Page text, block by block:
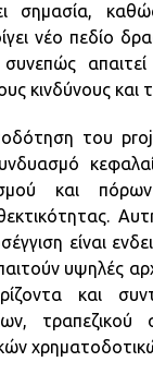
σημασία,
νέο πεδίο
συνεπώς
κινδύνους και
του
και
είναι
υψηλές
και
τραπεζικού